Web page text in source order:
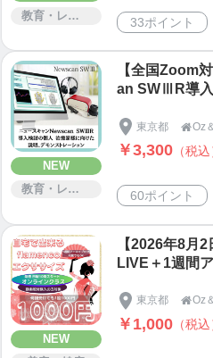
教育・レッスン・講習
33ポイント
NEW
教育・レッスン・講習
【全国Zoom
an SWⅢR導入検討の
東京都 
￥3,300 （税込
60ポイント
NEW
【2026年8月
LIVE＋1週間
国オンライン
ンコエクササ
東京都 
￥1,000 （税込